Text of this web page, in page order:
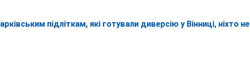
підліткам, які готували диверсію у Вінниці, ніхто не